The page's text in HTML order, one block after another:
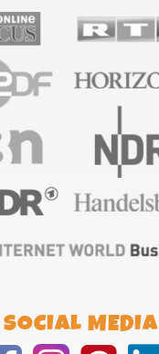
SOCIAL MEDIA